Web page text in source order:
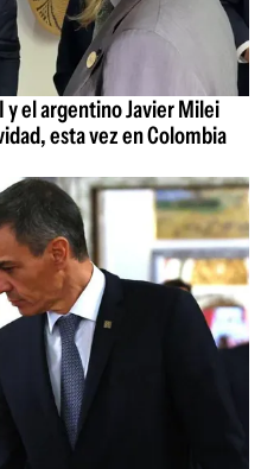
y el argentino Javier Milei
esta vez en Colombia